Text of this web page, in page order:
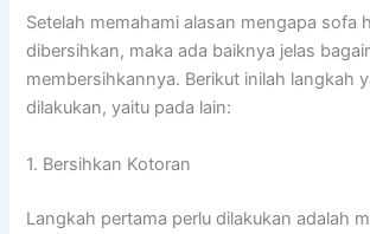
Setelah memahami alasan mengapa sofa
dibersihkan, maka ada baiknya jelas
membersihkannya. Berikut inilah langkah
dilakukan, yaitu pada lain:
1. Bersihkan Kotoran
Langkah pertama perlu dilakukan adalah